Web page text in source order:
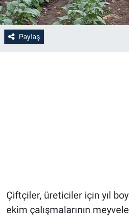
Paylaş
Çiftçiler, üreticiler için yıl
ekim çalışmalarının